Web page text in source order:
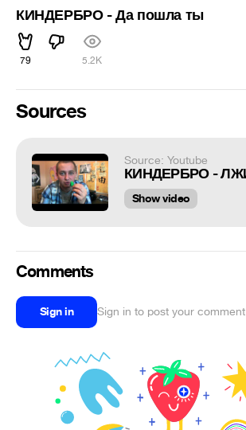
КИНДЕРБРО - Да пошла ты
79 5.2K
Sources
Source: Youtube
Show video
Comments
Sign in Sign in to post your comment